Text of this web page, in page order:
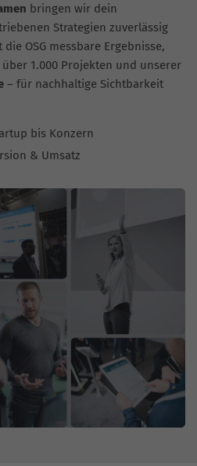
bringen wir dein
Strategien zuverlässig
OSG messbare Ergebnisse,
1.000 Projekten und unserer
– für nachhaltige Sichtbarkeit
bis Konzern
& Umsatz